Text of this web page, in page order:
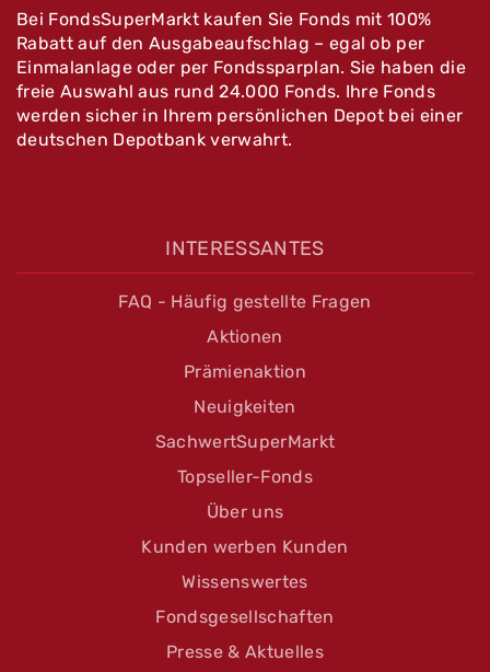
Bei FondsSuperMarkt kaufen Sie Fonds mit 100%
Rabatt auf den Ausgabeaufschlag – egal ob per
Einmalanlage oder per Fondssparplan. Sie haben die
freie Auswahl aus rund 24.000 Fonds. Ihre Fonds
werden sicher in Ihrem persönlichen Depot bei einer
deutschen Depotbank verwahrt.
INTERESSANTES
FAQ - Häufig gestellte Fragen
Aktionen
Prämienaktion
Neuigkeiten
SachwertSuperMarkt
Topseller-Fonds
Über uns
Kunden werben Kunden
Wissenswertes
Fondsgesellschaften
Presse & Aktuelles